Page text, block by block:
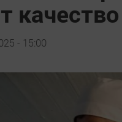
- 15:00